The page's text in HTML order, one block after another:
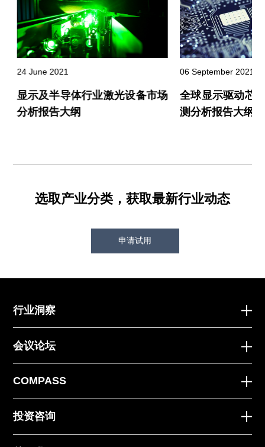
24 June 2021
显示及半导体行业激光设备市场
分析报告大纲
06 September 2021
全球显示驱动芯
测分析报告大纲
选取产业分类，获取最新行业动态
申请试用
行业洞察
会议论坛
COMPASS
投资咨询